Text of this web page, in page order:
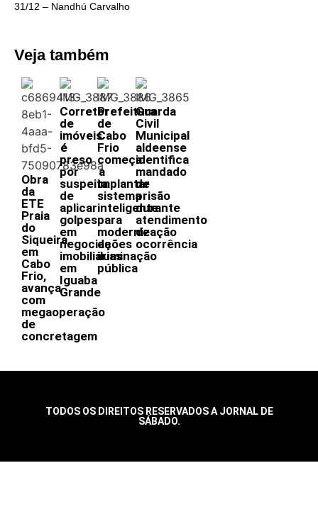
31/12 – Nandhú Carvalho
Veja também
Obra
da
ETE
Praia
do
Siqueira,
em
Cabo
Frio,
avança
com
megaoperação
de
concretagem
Corretor
de
imóveis
é
preso
por
suspeita
de
aplicar
golpes
em
negociações
imobiliárias
em
Iguaba
Grande
Prefeitura
de
Cabo
Frio
começa
a
implantar
sistema
inteligente
para
modernização
da
iluminação
pública
Guarda
Civil
Municipal
aldeense
identifica
mandado
de
prisão
durante
atendimento
de
ocorrência
TODOS OS DIREITOS RESERVADOS A JORNAL DE
SÁBADO.